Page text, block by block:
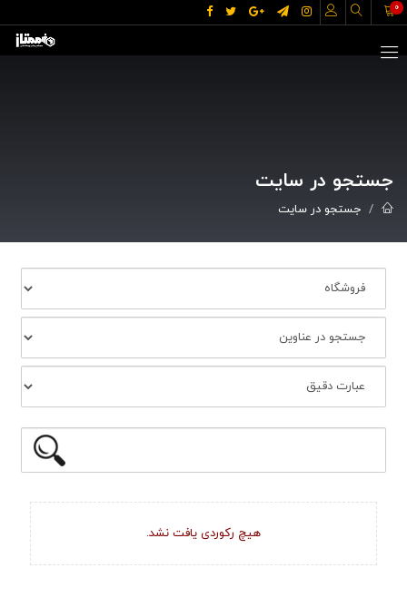
0
جستجو در سایت
جستجو در سایت
هیچ رکوردی یافت نشد.